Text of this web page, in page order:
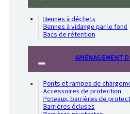
Bennes à déchets
Bennes à vidange par le fond
Bacs de rétention
AMÉNAGEMENT
Ponts et rampes de
Accessoires de protection
Poteaux, barrières de
Barrières écluses